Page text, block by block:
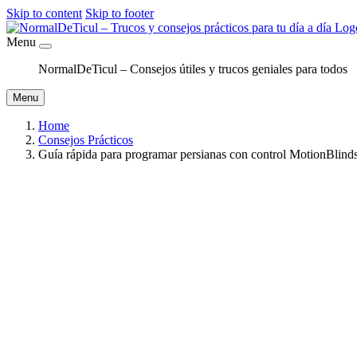
Skip to content Skip to footer
Menu
NormalDeTicul – Consejos útiles y trucos geniales para todos
Menu
Home
Consejos Prácticos
Guía rápida para programar persianas con control